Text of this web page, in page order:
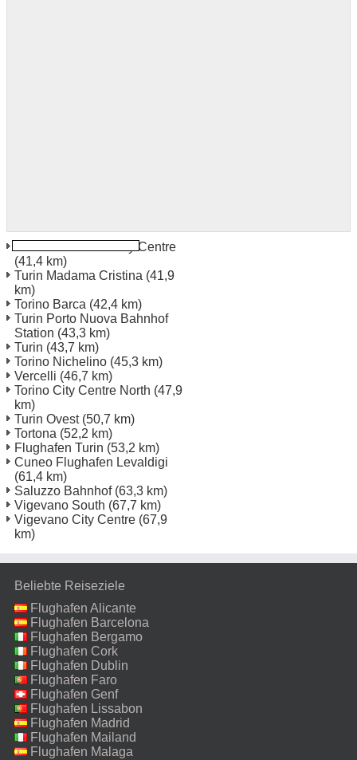
Settimo Torinese City Centre
(41,4 km)
Turin Madama Cristina (41,9
km)
Torino Barca (42,4 km)
Turin Porto Nuova Bahnhof
Station (43,3 km)
Turin (43,7 km)
Torino Nichelino (45,3 km)
Vercelli (46,7 km)
Torino City Centre North (47,9
km)
Turin Ovest(50,7 km)
Tortona (52,2 km)
Flughafen Turin (53,2 km)
Cuneo Flughafen Levaldigi
(61,4 km)
Saluzzo Bahnhof(63,3 km)
Vigevano South (67,7 km)
Vigevano City Centre (67,9
km)
Beliebte Reiseziele
Flughafen Alicante
Flughafen Barcelona
Flughafen Bergamo
Flughafen Cork
Flughafen Dublin
Flughafen Faro
Flughafen Genf
Flughafen Lissabon
Flughafen Madrid
Flughafen Mailand
Malpensa
Flughafen Malaga